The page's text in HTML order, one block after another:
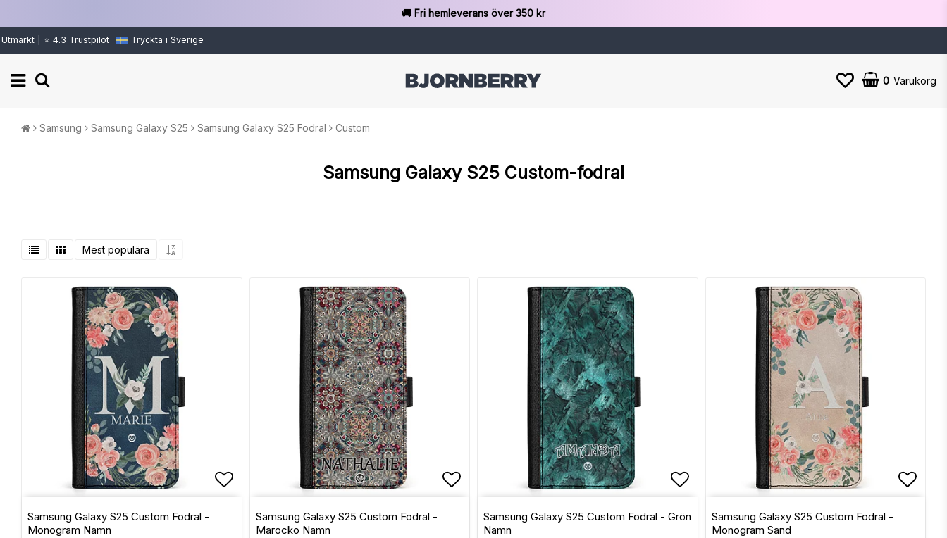
🚚 Fri hemleverans över 350 kr
Utmärkt | ⭐ 4.3 Trustpilot Tryckta i Sverige
0 Varukorg
Samsung Samsung Galaxy S25 Samsung Galaxy S25 Fodral Custom
Samsung Galaxy S25 Custom-fodral
Mest populära
Lägg till i favoritlistan
Samsung Galaxy S25 Custom Fodral -
Monogram Namn
Lägg till i favoritlistan
Samsung Galaxy S25 Custom Fodral -
Marocko Namn
Lägg till i favoritlistan
Samsung Galaxy S25 Custom Fodral - Grön
Namn
Samsung Galaxy S25 Custom Fodral -
Monogram Sand